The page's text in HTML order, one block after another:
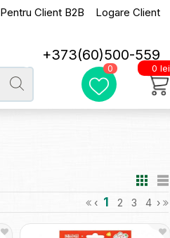
Pentru Client B2B Logare Client
+373(60)500-559
0 0 lei
‹ 1 2 3 4 ›